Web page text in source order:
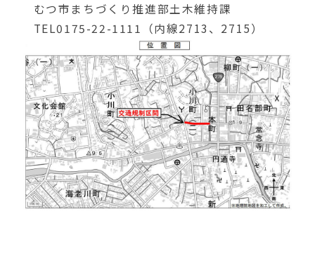
むつ市まちづくり推進部土木維持課
TEL0175-22-1111（内線2713、2715）